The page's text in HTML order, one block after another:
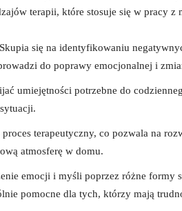
terapii, które stosuje się w pracy z
się na identyfikowaniu
do poprawy emocjonalnej i
umiejętności potrzebne do
terapeutyczny, co pozwala na
atmosferę w domu.
emocji i myśli poprzez różne formy
pomocne dla tych, którzy mają